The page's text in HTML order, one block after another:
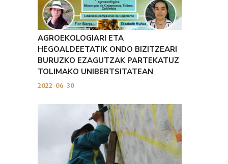
AGROEKOLOGIARI ETA
HEGOALDEETATIK ONDO BIZITZEARI
BURUZKO EZAGUTZAK PARTEKATUZ
TOLIMAKO UNIBERTSITATEAN
2022-06-30